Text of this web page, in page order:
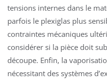
tensions internes dans le
parfois le plexiglas plus
contraintes mécaniques
considérer si la pièce doit
découpe. Enfin, la
nécessitant des systèmes